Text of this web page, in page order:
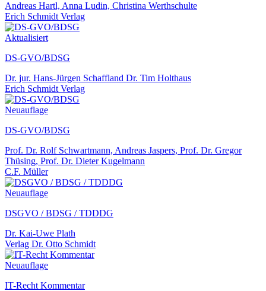
Andreas Hartl, Anna Ludin, Christina Werthschulte
Erich Schmidt Verlag
Aktualisiert
DS-GVO/BDSG
Dr. jur. Hans-Jürgen Schaffland Dr. Tim Holthaus
Erich Schmidt Verlag
Neuauflage
DS-GVO/BDSG
Prof. Dr. Rolf Schwartmann, Andreas Jaspers, Prof. Dr. Gregor
Thüsing, Prof. Dr. Dieter Kugelmann
C.F. Müller
Neuauflage
DSGVO / BDSG / TDDDG
Dr. Kai-Uwe Plath
Verlag Dr. Otto Schmidt
Neuauflage
IT-Recht Kommentar